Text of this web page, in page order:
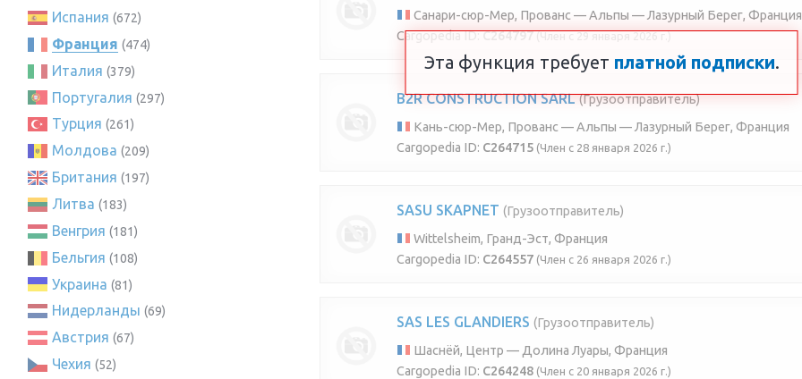
Испания (672)
Франция (474)
Италия (379)
Португалия (297)
Турция (261)
Молдова (209)
Британия (197)
Литва (183)
Венгрия (181)
Бельгия (108)
Украина (81)
Нидерланды (69)
Австрия (67)
Чехия (52)
Санари-сюр-Мер, Прованс — Альпы — Лазурный Берег, Франция
Cargopedia ID:C264797 (Член с 29 января 2026 г.)
B2R CONSTRUCTION SARL (Грузоотправитель)
Кань-сюр-Мер, Прованс — Альпы — Лазурный Берег, Франция
Cargopedia ID: C264715 (Член с 28 января 2026 г.)
SASU SKAPNET (Грузоотправитель)
Wittelsheim, Гранд-Эст, Франция
Cargopedia ID: C264557 (Член с 26 января 2026 г.)
SAS LES GLANDIERS (Грузоотправитель)
Шаснёй, Центр — Долина Луары, Франция
Cargopedia ID: C264248 (Член с 20 января 2026 г.)
Эта функция требует платной подписки.